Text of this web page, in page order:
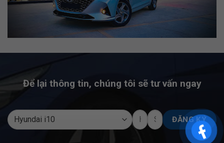
Để lại thông tin, chúng tôi sẽ tư vấn ngay